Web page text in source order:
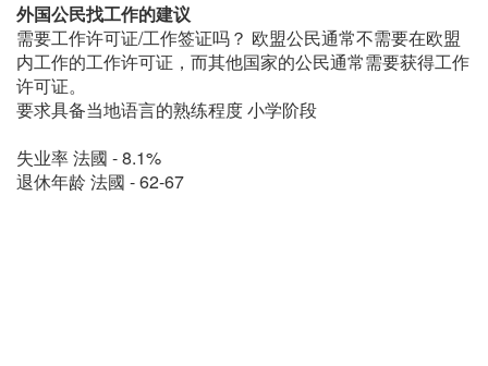
外国公民找工作的建议
需要工作许可证/工作签证吗？ 欧盟公民通常不需要在欧盟
内工作的工作许可证，而其他国家的公民通常需要获得工作
许可证。
要求具备当地语言的熟练程度 小学阶段
失业率 法國 - 8.1%
退休年龄 法國 - 62-67